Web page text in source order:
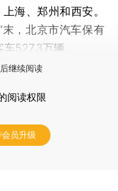
海、郑州和西安。
末，北京市汽车保有
527.3万辆。
继续阅读
阅读权限
员升级